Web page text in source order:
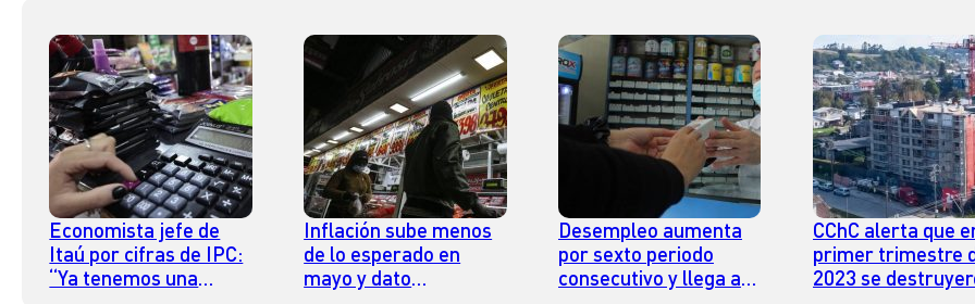
Economista jefe de
Itaú por cifras de IPC:
“Ya tenemos una
Inflación sube menos
de lo esperado en
mayo y dato
Desempleo aumenta
por sexto periodo
consecutivo y llega al
CChC alerta que
primer trimestre
2023 se